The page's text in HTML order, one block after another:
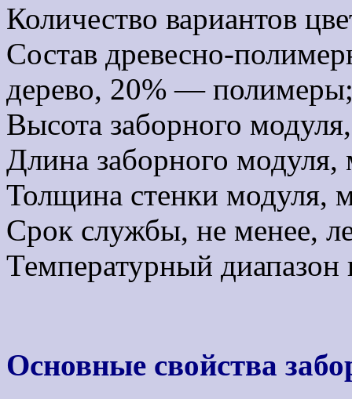
Количество вариантов
Состав древесно-
дерево, 20% —
Высота заборного
Длина заборного
Толщина стенки
Срок службы, не менее,
Температурный
Основные свойства